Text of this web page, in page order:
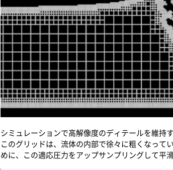
シミュレーションで高解像度のディテールを維持
このグリッドは、流体の内部で徐々に粗くなって
めに、この適応圧力をアップサンプリングして平